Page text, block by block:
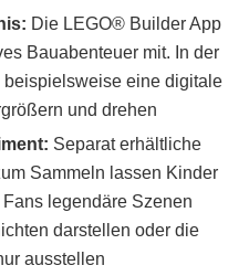
Die LEGO® Builder App
Bauabenteuer mit. In der
eine digitale
und drehen
Separat erhältliche
Sammeln lassen Kinder
Fans legendäre Szenen
darstellen oder die
ausstellen